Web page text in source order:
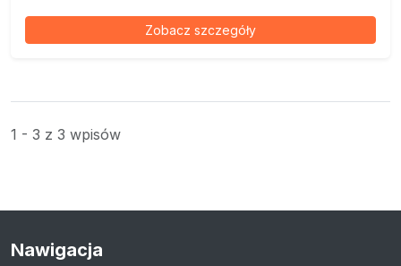
Zobacz szczegóły
1 - 3 z 3 wpisów
Nawigacja